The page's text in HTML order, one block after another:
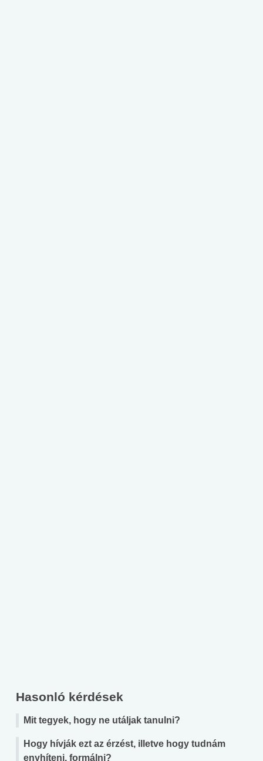
Hasonló kérdések
Mit tegyek, hogy ne utáljak tanulni?
Hogy hívják ezt az érzést, illetve hogy tudnám
enyhíteni, formálni?